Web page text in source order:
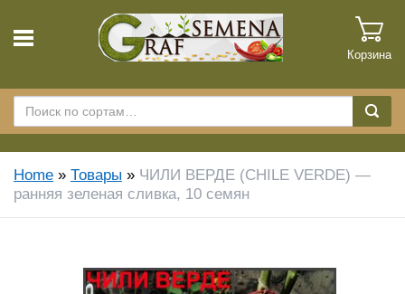
Корзина
Home » Товары » ЧИЛИ ВЕРДЕ (CHILE VERDE) —
ранняя зеленая сливка, 10 семян